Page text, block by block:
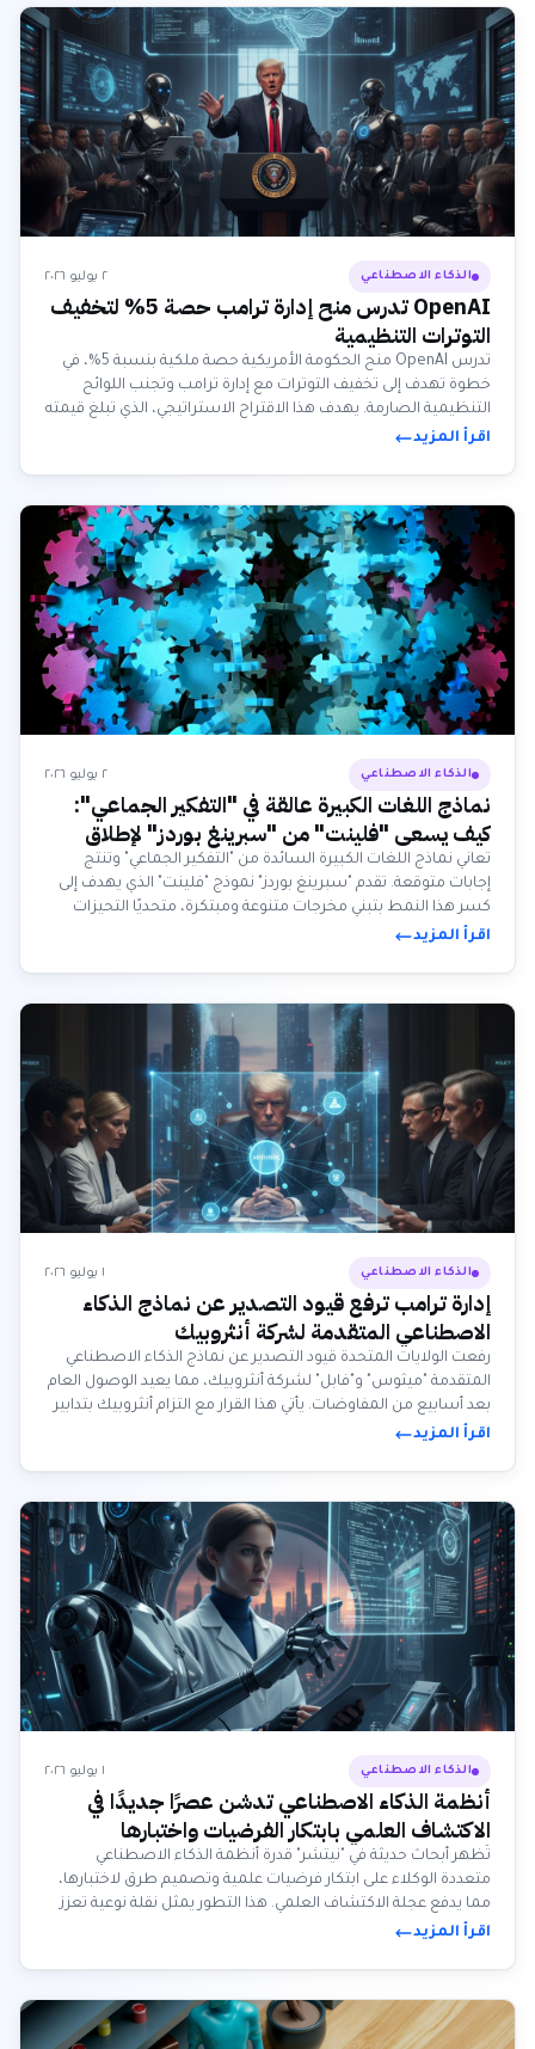
الذكاء الاصطناعي ٢ يوليو ٢٠٢٦
OpenAI تدرس منح إدارة ترامب حصة 5% لتخفيف
التوترات التنظيمية
تدرس OpenAI منح الحكومة الأمريكية حصة ملكية بنسبة 5%، في
خطوة تهدف إلى تخفيف التوترات مع إدارة ترامب وتجنب اللوائح
التنظيمية الصارمة. يهدف هذا الاقتراح الاستراتيجي، الذي تبلغ قيمته
حوالي 42.6 مليار دولار، إلى إشراك الجمهور في مكاسب الذكاءاقرأ المزيد
الذكاء الاصطناعي ٢ يوليو ٢٠٢٦
نماذج اللغات الكبيرة عالقة في "التفكير الجماعي":
كيف يسعى "فلينت" من "سبرينغ بوردز" لإطلاق
العنان للإبداع الاصطناعي الحقيقي
تعاني نماذج اللغات الكبيرة السائدة من "التفكير الجماعي" وتنتج
إجابات متوقعة. تقدم "سبرينغ بوردز" نموذج "فلينت" الذي يهدف إلى
كسر هذا النمط بتبني مخرجات متنوعة ومبتكرة، متحديًا التحيزات
المتأصلة في الذكاء الاصطناعي.
اقرأ المزيد
الذكاء الاصطناعي ١ يوليو ٢٠٢٦
إدارة ترامب ترفع قيود التصدير عن نماذج الذكاء
الاصطناعي المتقدمة لشركة أنثروبيك
رفعت الولايات المتحدة قيود التصدير عن نماذج الذكاء الاصطناعي
المتقدمة "ميثوس" و"فابل" لشركة أنثروبيك، مما يعيد الوصول العام
بعد أسابيع من المفاوضات. يأتي هذا القرار مع التزام أنثروبيك بتدابير
أمنية معززة وفي ظل المنافسة العالمية المتزايدة من شركات الذكاء
اقرأ المزيد
الذكاء الاصطناعي ١ يوليو ٢٠٢٦
أنظمة الذكاء الاصطناعي تدشن عصرًا جديدًا في
الاكتشاف العلمي بابتكار الفرضيات واختبارها
تُظهر أبحاث حديثة في "نيتشر" قدرة أنظمة الذكاء الاصطناعي
متعددة الوكلاء على ابتكار فرضيات علمية وتصميم طرق لاختبارها،
مما يدفع عجلة الاكتشاف العلمي. هذا التطور يمثل نقلة نوعية تعزز
القدرات البشرية في البحث.
اقرأ المزيد